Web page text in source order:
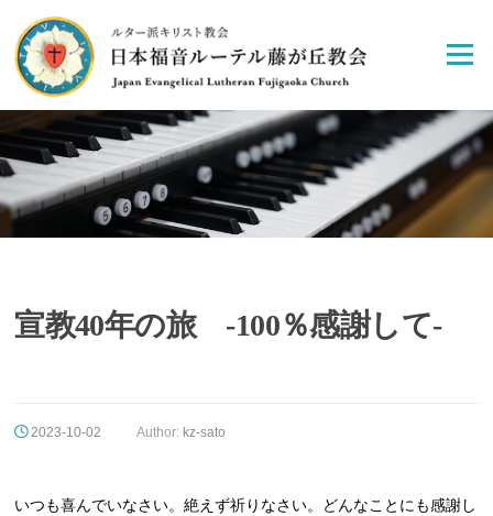
content
Menu
宣教40年の旅 -100％感謝して-
2023-10-02 Author: kz-sato
いつも喜んでいなさい。絶えず祈りなさい。どんなことにも感謝し